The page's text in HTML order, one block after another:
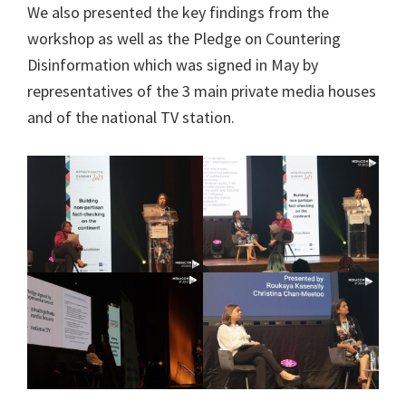
We also presented the key findings from the
workshop as well as the Pledge on Countering
Disinformation which was signed in May by
representatives of the 3 main private media houses
and of the national TV station.